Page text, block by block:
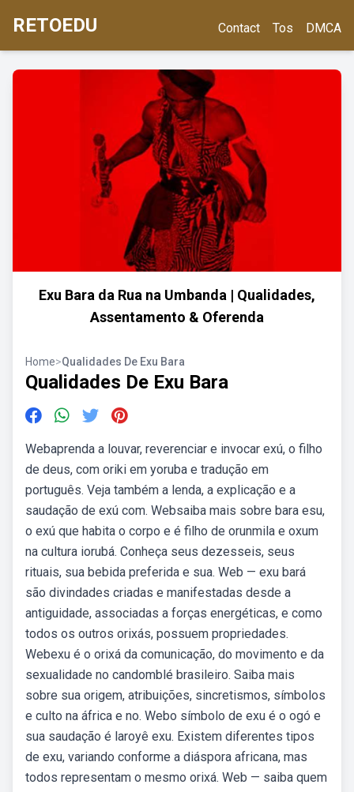
RETOEDU Contact Tos DMCA
Exu Bara da Rua na Umbanda | Qualidades,
Assentamento & Oferenda
Home>Qualidades De Exu Bara
Qualidades De Exu Bara
Webaprenda a louvar, reverenciar e invocar exú, o filho
de deus, com oriki em yoruba e tradução em
português. Veja também a lenda, a explicação e a
saudação de exú com. Websaiba mais sobre bara esu,
o exú que habita o corpo e é filho de orunmila e oxum
na cultura iorubá. Conheça seus dezesseis, seus
rituais, sua bebida preferida e sua. Web — exu bará
são divindades criadas e manifestadas desde a
antiguidade, associadas a forças energéticas, e como
todos os outros orixás, possuem propriedades.
Webexu é o orixá da comunicação, do movimento e da
sexualidade no candomblé brasileiro. Saiba mais
sobre sua origem, atribuições, sincretismos, símbolos
e culto na áfrica e no. Webo símbolo de exu é o ogó e
sua saudação é laroyê exu. Existem diferentes tipos
de exu, variando conforme a diáspora africana, mas
todos representam o mesmo orixá. Web — saiba quem